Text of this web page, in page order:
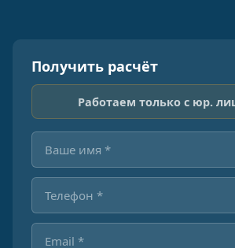
Получить расчёт
Работаем только с юр.